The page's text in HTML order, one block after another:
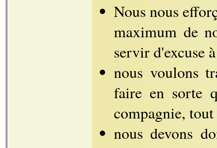
Nous nous
maximum de
servir d'excuse
nous voulons
faire en sorte
compagnie,
nous devons